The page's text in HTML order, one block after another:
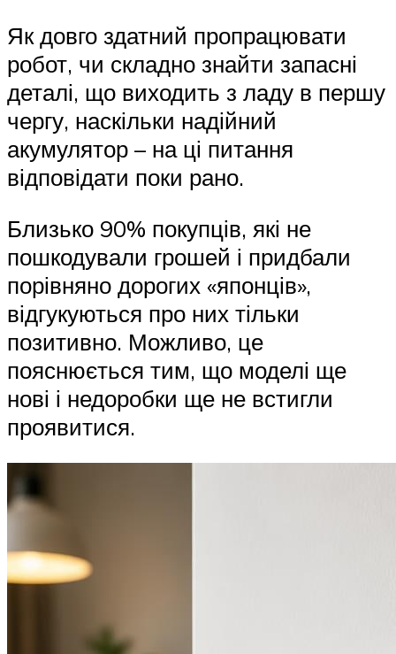
Як довго здатний пропрацювати
робот, чи складно знайти запасні
деталі, що виходить з ладу в першу
чергу, наскільки надійний
акумулятор – на ці питання
відповідати поки рано.
Близько 90% покупців, які не
пошкодували грошей і придбали
порівняно дорогих «японців»,
відгукуються про них тільки
позитивно. Можливо, це
пояснюється тим, що моделі ще
нові і недоробки ще не встигли
проявитися.